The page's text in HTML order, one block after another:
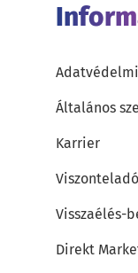
Általános
Karrier
Visszaélés-
Direkt